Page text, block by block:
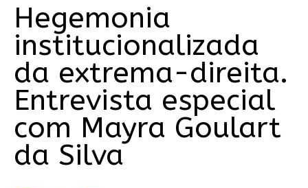
Hegemonia
institucionalizada
da extrema-direita.
Entrevista especial
com Mayra Goulart
da Silva